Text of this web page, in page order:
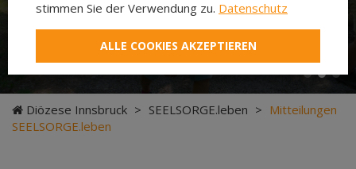
Neuer Pilgerweg Via
Laudato si’
Diözese Innsbruck > SEELSORGE.leben > Mitteilungen
SEELSORGE.leben
stimmen Sie der Verwendung zu. Datenschutz
ALLE COOKIES AKZEPTIEREN